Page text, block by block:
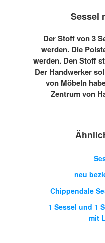
Sessel
Der Stoff von 3
werden. Die
werden. Den Stoff
Der Handwerker
von Möbeln
Zentrum von
neu
Chippendale
1 Sessel und 1
mit